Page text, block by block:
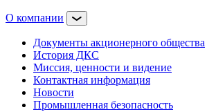
О компании
Документы акционерного общества
История ДКС
Миссия, ценности и видение
Контактная информация
Новости
Промышленная безопасность